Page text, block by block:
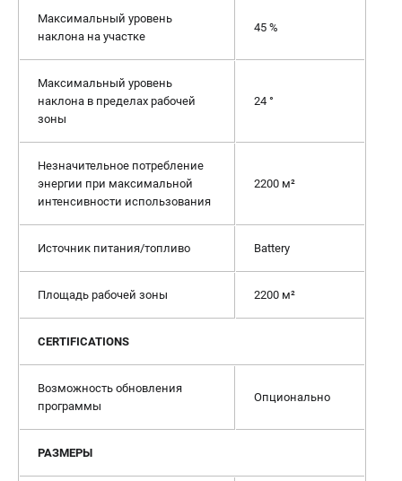
Максимальный уровень
наклона на участке
45 %
Максимальный уровень
наклона в пределах рабочей
зоны
24 °
Незначительное потребление
энергии при максимальной
интенсивности использования
2200 м²
Источник питания/топливо Battery
Площадь рабочей зоны 2200 м²
CERTIFICATIONS
Возможность обновления
программы
Опционально
РАЗМЕРЫ